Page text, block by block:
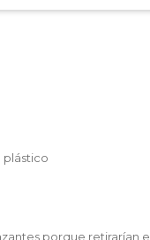
plástico
porque retirarían